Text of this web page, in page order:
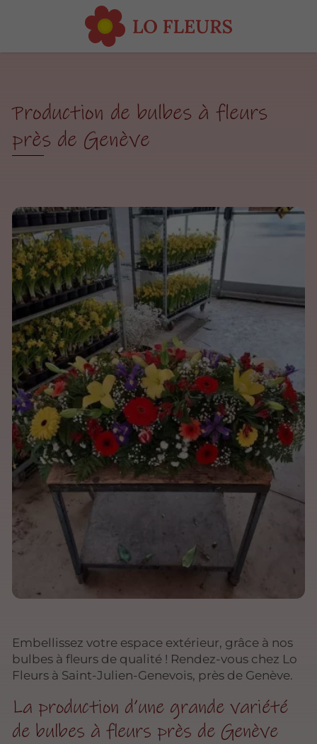
Production de bulbes à fleurs
près de Genève
Embellissez votre espace extérieur, grâce à nos
bulbes à fleurs de qualité ! Rendez-vous chez Lo
Fleurs à Saint-Julien-Genevois, près de Genève.
La production d’une grande variété
de bulbes à fleurs près de Genève